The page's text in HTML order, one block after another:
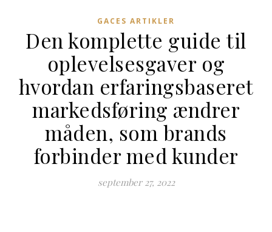
GACES ARTIKLER
Den komplette guide til
oplevelsesgaver og
hvordan erfaringsbaseret
markedsføring ændrer
måden, som brands
forbinder med kunder
september 27, 2022